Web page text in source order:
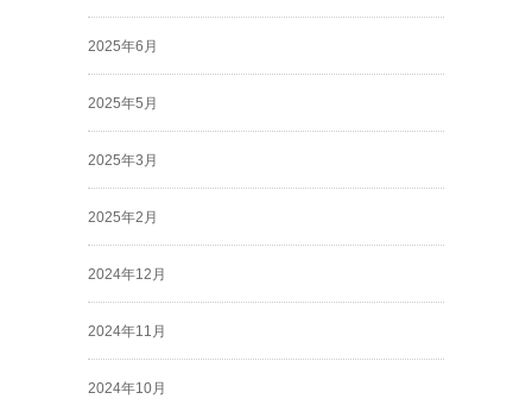
2025年6月
2025年5月
2025年3月
2025年2月
2024年12月
2024年11月
2024年10月